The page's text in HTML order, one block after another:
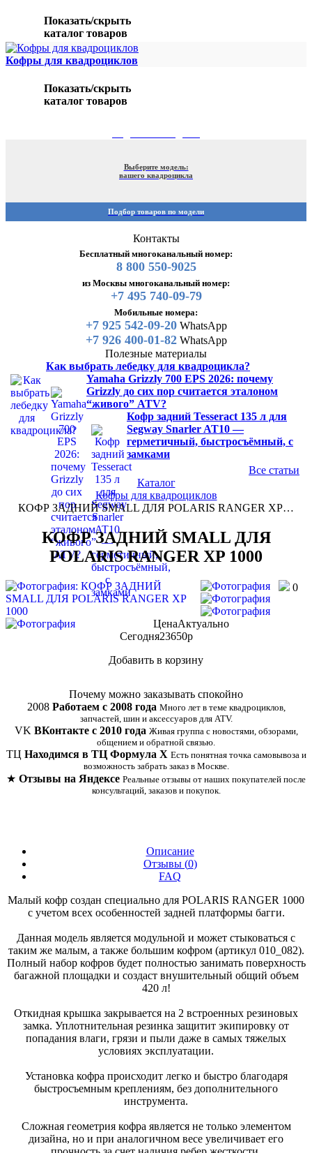
Показать/скрыть
каталог товаров
Кофры для квадроциклов
Показать/скрыть
каталог товаров
Выберите модель:
вашего квадроцикла
Подбор товаров по модели
Контакты
Бесплатный многоканальный номер:
8 800 550-9025
из Москвы многоканальный номер:
+7 495 740-09-79
Мобильные номера:
+7 925 542-09-20WhatsApp
+7 926 400-01-82WhatsApp
Полезные материалы
Как выбрать лебедку для квадроцикла?
Yamaha Grizzly 700 EPS 2026: почему
Grizzly до сих пор считается эталоном
“живого” ATV?
Кофр задний Tesseract 135 л для
Segway Snarler AT10 —
герметичный, быстросъёмный, с
замками
Все статьи
Каталог
Кофры для квадроциклов
КОФР ЗАДНИЙ SMALL ДЛЯ POLARIS RANGER XP…
КОФР ЗАДНИЙ SMALL ДЛЯ
POLARIS RANGER XP 1000
0
ЦенаАктуально
Сегодня23650p
Добавить в корзину
Почему можно заказывать спокойно
2008 Работаем с 2008 года Много лет в теме квадроциклов,
запчастей, шин и аксессуаров для ATV.
VK ВКонтакте с 2010 года Живая группа с новостями, обзорами,
общением и обратной связью.
ТЦ Находимся в ТЦ Формула Х Есть понятная точка самовывоза и
возможность забрать заказ в Москве.
★ Отзывы на Яндексе Реальные отзывы от наших покупателей после
консультаций, заказов и покупок.
Описание
Отзывы (0)
FAQ
Малый кофр создан специально для POLARIS RANGER 1000
с учетом всех особенностей задней платформы багги.
Данная модель является модульной и может стыковаться с
таким же малым, а также большим кофром (артикул 010_082).
Полный набор кофров будет полностью занимать поверхность
багажной площадки и создаст внушительный общий объем
420 л!
Откидная крышка закрывается на 2 встроенных резиновых
замка. Уплотнительная резинка защитит экипировку от
попадания влаги, грязи и пыли даже в самых тяжелых
условиях эксплуатации.
Установка кофра происходит легко и быстро благодаря
быстросъемным креплениям, без дополнительного
инструмента.
Сложная геометрия кофра является не только элементом
дизайна, но и при аналогичном весе увеличивает его